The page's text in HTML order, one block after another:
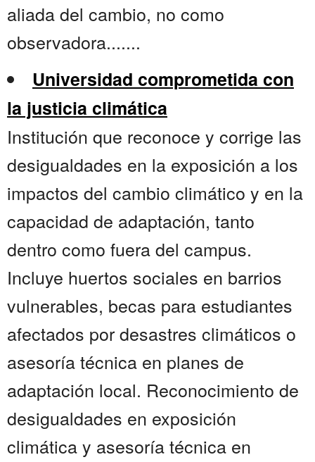
aliada del cambio, no como
observadora.......
Universidad comprometida con
la justicia climática
Institución que reconoce y corrige las
desigualdades en la exposición a los
impactos del cambio climático y en la
capacidad de adaptación, tanto
dentro como fuera del campus.
Incluye huertos sociales en barrios
vulnerables, becas para estudiantes
afectados por desastres climáticos o
asesoría técnica en planes de
adaptación local. Reconocimiento de
desigualdades en exposición
climática y asesoría técnica en